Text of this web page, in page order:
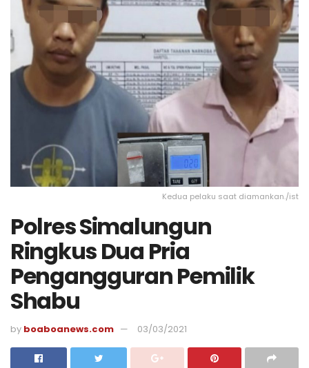
Kedua pelaku saat diamankan./ist
Polres Simalungun
Ringkus Dua Pria
Pengangguran Pemilik
Shabu
by boaboanews.com 03/03/2021